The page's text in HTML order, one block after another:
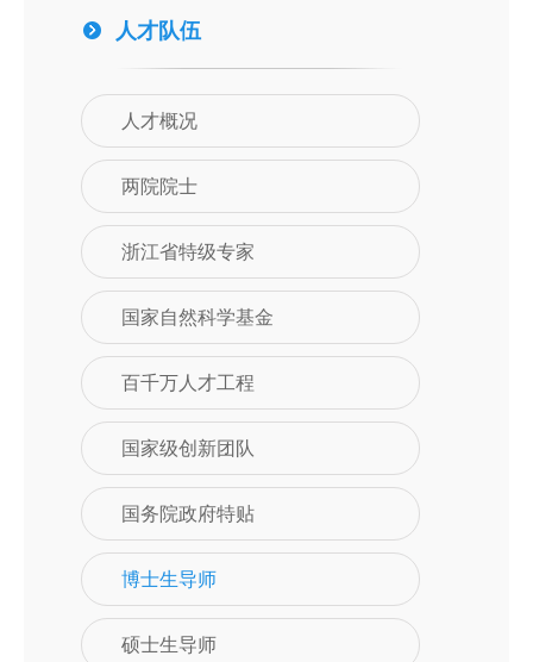
人才队伍
人才概况
两院院士
浙江省特级专家
国家自然科学基金
百千万人才工程
国家级创新团队
国务院政府特贴
博士生导师
硕士生导师